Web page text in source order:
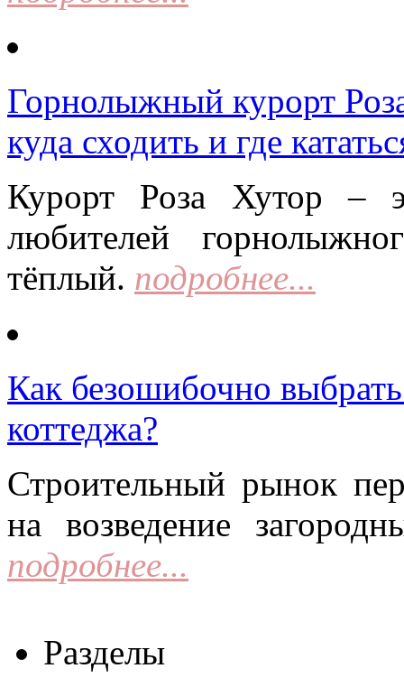
Горнолыжный курорт
куда сходить и где
Курорт Роза Хутор –
любителей
тёплый. подробнее...
Как безошибочно
коттеджа?
Строительный рынок
на возведение
подробнее...
Разделы